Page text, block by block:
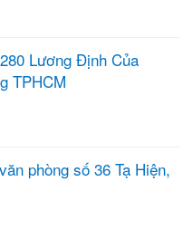
Lương Định Của
TPHCM
phòng số 36 Tạ Hiện,